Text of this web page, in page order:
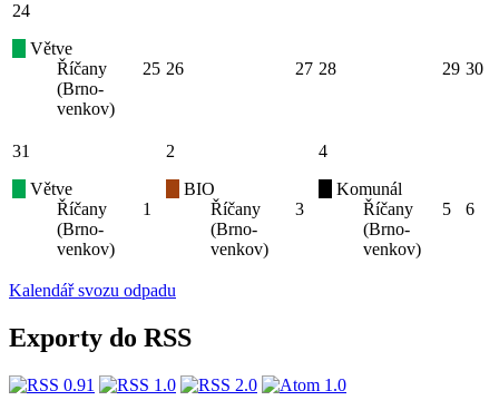
24
Větve
Říčany
(Brno-
venkov)
25 26 27 28 29 30
31
Větve
Říčany
(Brno-
venkov)
1
2
BIO
Říčany
(Brno-
venkov)
3
4
Komunál
Říčany
(Brno-
venkov)
5 6
Kalendář svozu odpadu
Exporty do RSS